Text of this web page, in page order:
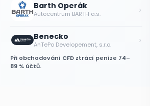
Barth Operák
Autocentrum BARTH a.s. ›
Benecko
AnTePo Developement, s.r.o. ›
Při obchodování CFD ztrácí peníze 74–
89 % účtů.